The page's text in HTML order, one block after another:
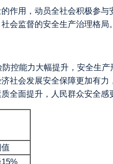
作用，动员全社会积极参
会监督的安全生产治理格局。
控能力大幅提升，安全生
社会发展安全保障更加有
全面提升，人民群众安全感